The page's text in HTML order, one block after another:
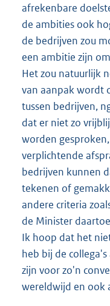
afrekenbare
de ambities ook
de bedrijven zou
een ambitie zijn
Het zou natuurlijk
van aanpak wordt
tussen bedrijven,
dat er niet zo
worden
verplichtende
bedrijven kunnen
tekenen of
andere criteria
de Minister
Ik hoop dat het
heb bij de
zijn voor zo'n
wereldwijd en ook